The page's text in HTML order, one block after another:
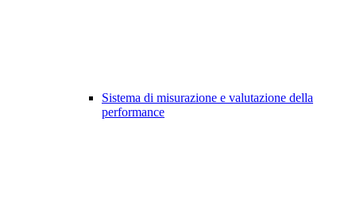
Sistema di misurazione e valutazione della
performance